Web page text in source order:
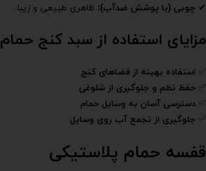
✔ چوبی (با پوشش ضدآب): ظاهری طبیعی و زیبا
مزایای استفاده از سبد کنج حمام
✅ استفاده بهینه از فضاهای کنج
✅ حفظ نظم و جلوگیری از شلوغی
✅ دسترسی آسان به وسایل حمام
✅ جلوگیری از تجمع آب روی وسایل
قفسه حمام پلاستیکی